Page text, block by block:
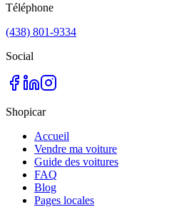
Téléphone
(438) 801-9334
Social
Shopicar
Accueil
Vendre ma voiture
Guide des voitures
FAQ
Blog
Pages locales